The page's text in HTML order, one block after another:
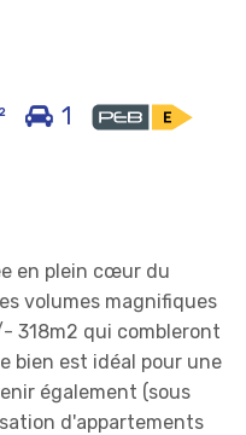
1
en plein cœur du
volumes magnifiques
318m2 qui combleront
bien est idéal pour une
également (sous
d'appartements